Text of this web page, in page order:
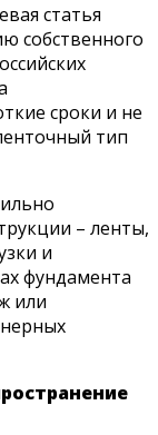
статья
собственного
сроки и не
тип
– ленты,
и
фундамента
или